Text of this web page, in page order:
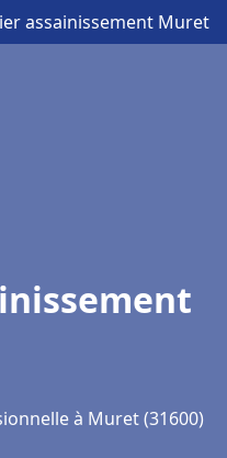
assainissement Muret
à Muret (31600)